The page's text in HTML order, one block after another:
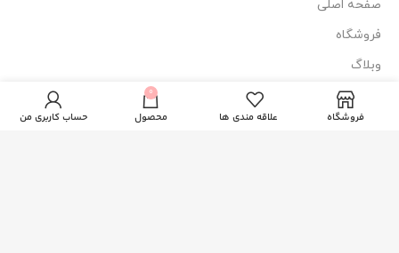
صفحه اصلی
فروشگاه
وبلاگ
درباره ما
تماس با ما
ایوروشه مدل
مگنولیا زنانه
490.000 ناموجود
فروشگاه علاقه مندی ها
0
محصول حساب کاربری من